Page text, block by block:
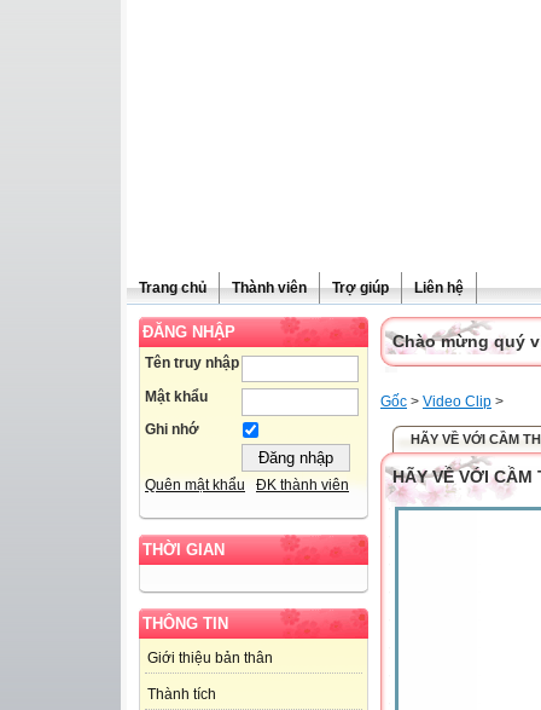
Trang chủ Thành viên Trợ giúp Liên hệ
ĐĂNG NHẬP
Tên truy nhập
Mật khẩu
Ghi nhớ
Quên mật khẩu ĐK thành viên
THỜI GIAN
THÔNG TIN
Giới thiệu bản thân
Thành tích
Chào mừng quý
Gốc > Video Clip >
HÃY VỀ VỚI CẦM
HÃY VỀ VỚI CẦM